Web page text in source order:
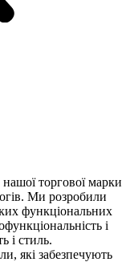
нашої торгової марки
Ми розробили
функціональних
і
і стиль.
які забезпечують